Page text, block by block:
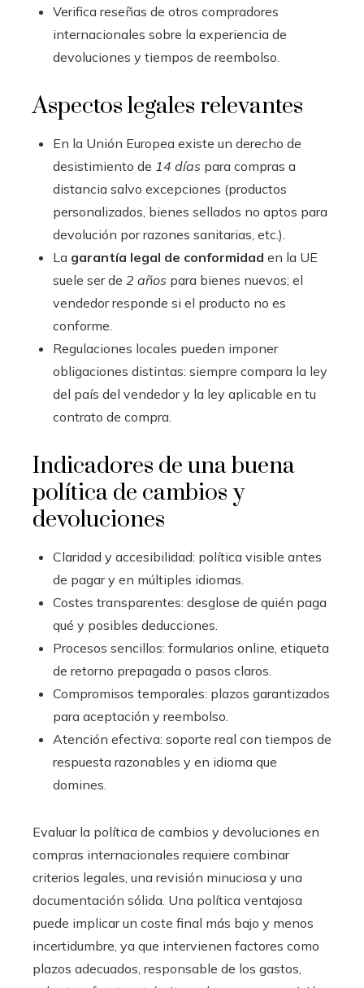
Verifica reseñas de otros compradores
internacionales sobre la experiencia de
devoluciones y tiempos de reembolso.
Aspectos legales relevantes
En la Unión Europea existe un derecho de
desistimiento de 14 días para compras a
distancia salvo excepciones (productos
personalizados, bienes sellados no aptos para
devolución por razones sanitarias, etc.).
La garantía legal de conformidad en la UE
suele ser de 2 años para bienes nuevos; el
vendedor responde si el producto no es
conforme.
Regulaciones locales pueden imponer
obligaciones distintas: siempre compara la ley
del país del vendedor y la ley aplicable en tu
contrato de compra.
Indicadores de una buena
política de cambios y
devoluciones
Claridad y accesibilidad: política visible antes
de pagar y en múltiples idiomas.
Costes transparentes: desglose de quién paga
qué y posibles deducciones.
Procesos sencillos: formularios online, etiqueta
de retorno prepagada o pasos claros.
Compromisos temporales: plazos garantizados
para aceptación y reembolso.
Atención efectiva: soporte real con tiempos de
respuesta razonables y en idioma que
domines.
Evaluar la política de cambios y devoluciones en
compras internacionales requiere combinar
criterios legales, una revisión minuciosa y una
documentación sólida. Una política ventajosa
puede implicar un coste final más bajo y menos
incertidumbre, ya que intervienen factores como
plazos adecuados, responsable de los gastos,